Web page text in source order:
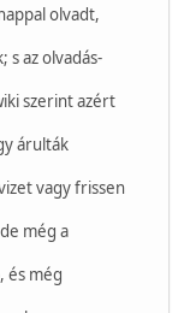
olvadt,
s az olvadás-
szerint azért
árulták
vagy frissen
még a
és még